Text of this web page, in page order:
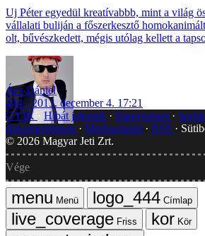
Uj Péter egyedül kreatívabbb, mint a világ
vállalati buliján a főszerkesztő
olt, bűvészkedett, mégis utólag kellett a
Ács Dániel
444
2013. december 4. 17:21
GYIK
Hibát jelentek Impresszum
dokumentumok
Médiaajánlat RSS
© 2026 Magyar Jeti Zrt.
Vége
Menü
Címlap
Friss
Kör